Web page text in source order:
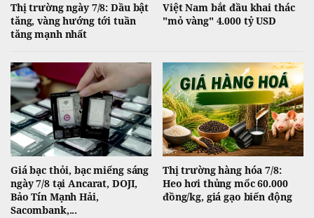
Thị trường ngày 7/8: Dầu bật
tăng, vàng hướng tới tuần
tăng mạnh nhất
Việt Nam bắt đầu khai thác
"mỏ vàng" 4.000 tỷ USD
Giá bạc thỏi, bạc miếng sáng
ngày 7/8 tại Ancarat, DOJI,
Bảo Tín Mạnh Hải,
Sacombank,...
Thị trường hàng hóa 7/8:
Heo hơi thủng mốc 60.000
đồng/kg, giá gạo biến động